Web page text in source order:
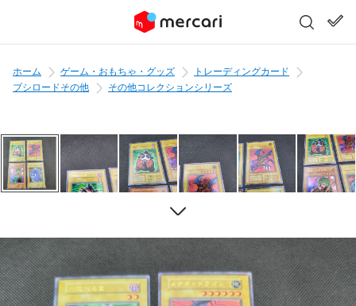
ホーム ゲーム・おもちゃ・グッズ
トレーディングカード
ブシロードその他
その他コレクションシリーズ